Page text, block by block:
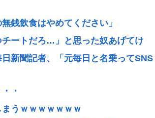
銭飲食はやめてください」
チートだろ…」と思った奴あげてけ
新聞記者、「元毎日と名乗ってSNS
・
うｗｗｗｗｗｗｗ